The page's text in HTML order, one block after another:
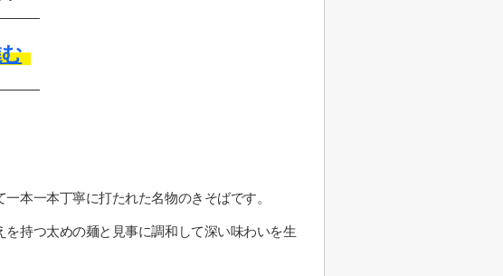
本一本丁寧に打たれた名物のきそばです。
持つ太めの麺と見事に調和して深い味わいを生